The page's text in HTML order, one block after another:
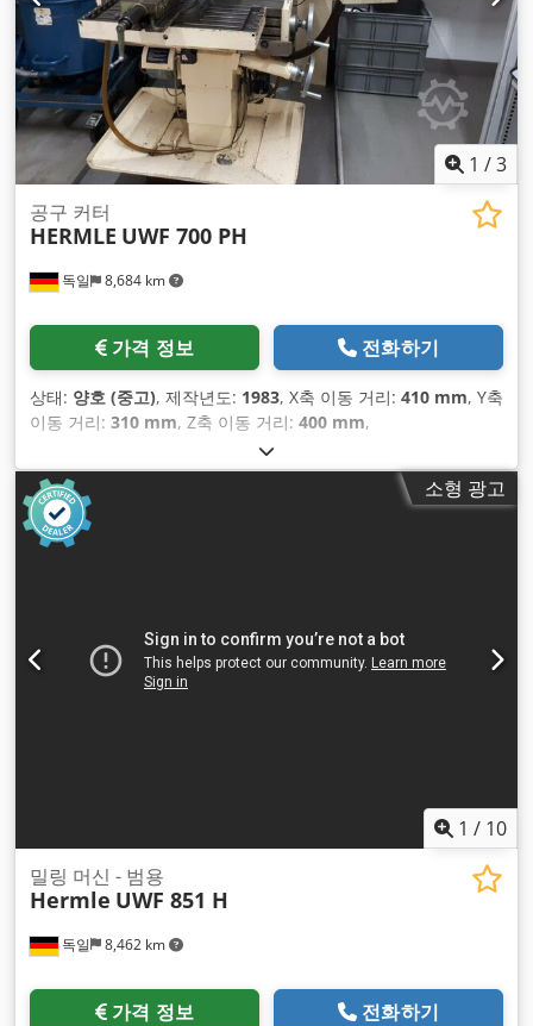
1 /3
독일 8,684 km
공구 커터
HERMLE UWF 700 PH
가격 정보 전화하기
상태: 양호 (중고), 제작년도: 1983, X축 이동 거리: 410 mm, Y축
이동 거리: 310 mm, Z축 이동 거리: 400 mm,
소형 광고
1 / 10
독일 8,462 km
밀링 머신 - 범용
Hermle UWF 851 H
가격 정보 전화하기